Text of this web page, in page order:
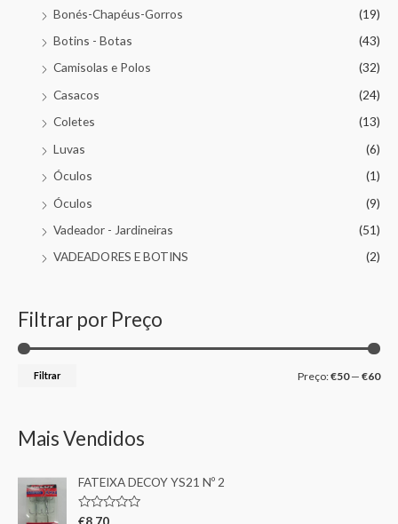
Bonés-Chapéus-Gorros
(19)
Botins - Botas
(43)
Camisolas e Polos
(32)
Casacos
(24)
Coletes
(13)
Luvas
(6)
Óculos
(1)
Óculos
(9)
Vadeador - Jardineiras
(51)
VADEADORES E BOTINS
(2)
Filtrar por Preço
Filtrar Preço:€50— €60
Mais Vendidos
FATEIXA DECOY YS21 Nº 2
A
€8,70